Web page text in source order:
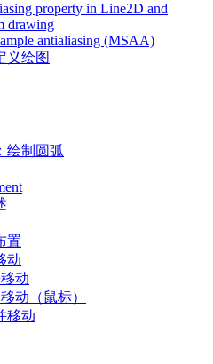
property in Line2D and
drawing
antialiasing (MSAA)
义绘图
绘制圆弧
置
动
动
动（鼠标）
移动